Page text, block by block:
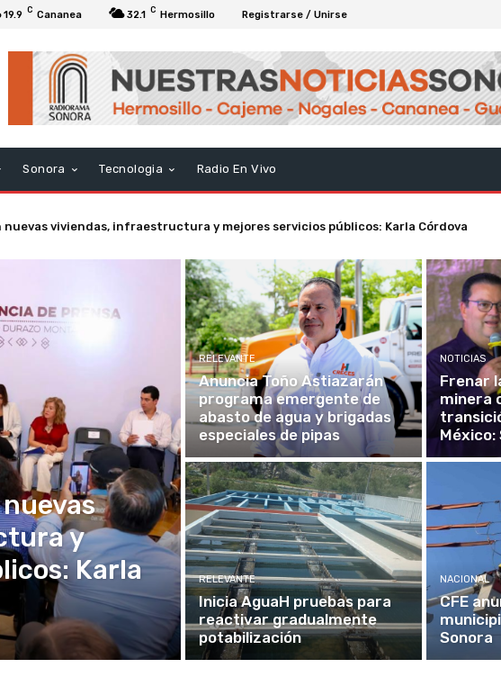
19.9 C Cananea 32.1 C Hermosillo Registrarse / Unirse
Sonora Tecnologia Radio En Vivo
nuevas viviendas, infraestructura y mejores servicios públicos: Karla Córdova
y
Karla
RELEVANTE
Anuncia Toño Astiazarán
programa emergente de
abasto de agua y brigadas
especiales de pipas
NOTICIAS
Frenar
minera
México:
RELEVANTE
Inicia AguaH pruebas para
reactivar gradualmente
potabilización
NACIONAL
CFE
Sonora